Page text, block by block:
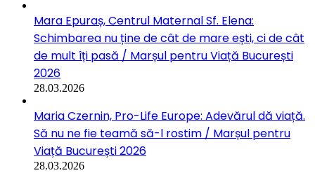
Mara Epuraș, Centrul Maternal Sf. Elena:
Schimbarea nu ține de cât de mare ești, ci de cât
de mult îți pasă / Marșul pentru Viață București
2026
28.03.2026
Maria Czernin, Pro-Life Europe: Adevărul dă viață.
Să nu ne fie teamă să-l rostim / Marșul pentru
Viață București 2026
28.03.2026